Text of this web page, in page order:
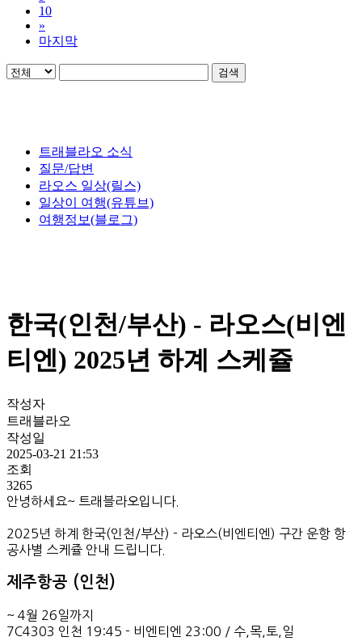
10
»
마지막
검색
트래블라오 소식
질문/답변
라오스 일상(릴스)
일상이 여행(유튜브)
여행정보(블로그)
한국(인천/부산) - 라오스(비엔
티엔) 2025년 하계 스케쥴
작성자
트래블라오
작성일
2025-03-21 21:53
조회
3265
안녕하세요~ 트래블라오입니다.
2025년 하계 한국(인천/부산) - 라오스(비엔티엔) 구간 운항 항
공사별 스케쥴 안내 드립니다.
제주항공 (인천)
~ 4월 26일까지
7C4303 인천 19:45 - 비엔티엔 23:00 / 수,목,토,일